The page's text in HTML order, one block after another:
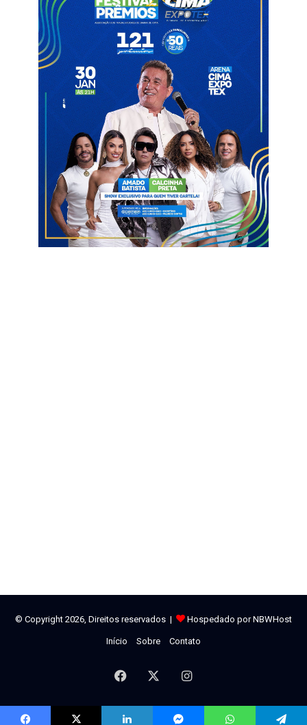
Este será válido para todas as repartições públicas da
Administração Direta e Indireta do Poder Executivo Municipal,
ficando a comemoração do Dia do Servidor excepcionalmente
transferida para o dia 27.
A medida não se aplica aos serviços essenciais, como os
© Copyright 2026, Direitos reservados | Hospedado por NBWHost
Início Sobre Contato
Facebook Instagram